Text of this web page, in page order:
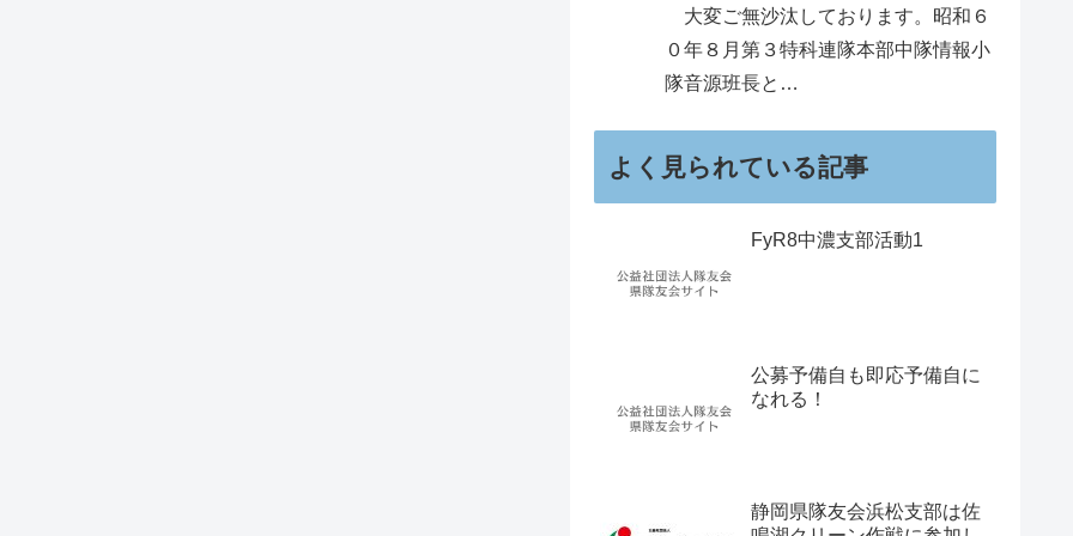
大変ご無沙汰しております。昭和６
０年８月第３特科連隊本部中隊情報小
隊音源班長と…
よく見られている記事
FyR8中濃支部活動1
公募予備自も即応予備自に
なれる！
静岡県隊友会浜松支部は佐